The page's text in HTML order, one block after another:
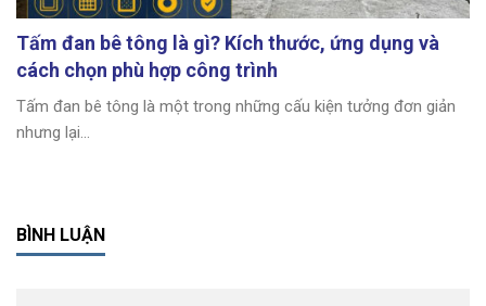
Tấm đan bê tông là gì? Kích thước, ứng dụng và
cách chọn phù hợp công trình
Tấm đan bê tông là một trong những cấu kiện tưởng đơn giản
nhưng lại...
BÌNH LUẬN